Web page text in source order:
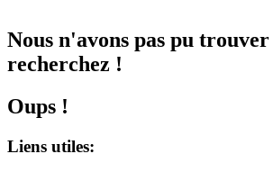
Nous n'avons pas pu trouver
recherchez !
Oups !
Liens utiles: